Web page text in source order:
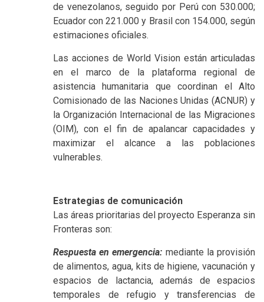
de venezolanos, seguido por Perú con 530.000;
Ecuador con 221.000 y Brasil con 154.000, según
estimaciones oficiales.
Las acciones de World Vision están articuladas
en el marco de la plataforma regional de
asistencia humanitaria que coordinan el Alto
Comisionado de las Naciones Unidas (ACNUR) y
la Organización Internacional de las Migraciones
(OIM), con el fin de apalancar capacidades y
maximizar el alcance a las poblaciones
vulnerables.
Estrategias de comunicación
Las áreas prioritarias del proyecto Esperanza sin
Fronteras son:
Respuesta en emergencia: mediante la provisión
de alimentos, agua, kits de higiene, vacunación y
espacios de lactancia, además de espacios
temporales de refugio y transferencias de